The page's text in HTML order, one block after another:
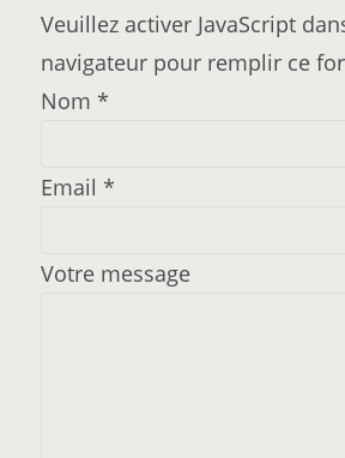
Veuillez activer JavaScript
navigateur pour remplir ce
Nom *
Email *
Votre message